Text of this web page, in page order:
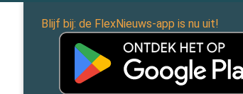
Blijf bij: de FlexNieuws-app is nu uit!